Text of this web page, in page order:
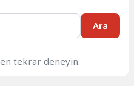
Ara
tekrar deneyin.